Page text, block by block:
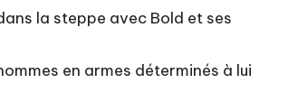
la steppe avec Bold et ses
en armes déterminés à lui